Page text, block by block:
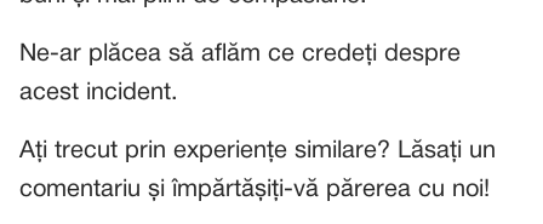
Ne-ar plăcea să aflăm ce credeți despre
acest incident.
Ați trecut prin experiențe similare? Lăsați un
comentariu și împărtășiți-vă părerea cu noi!